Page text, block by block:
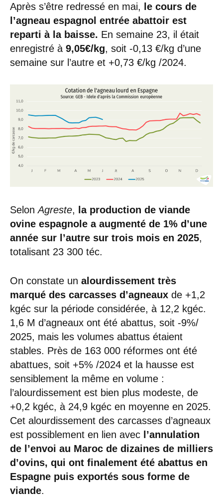
Après s’être redressé en mai,
le cours de
l’agneau espagnol entrée abattoir est
reparti à la baisse. En semaine 23, il était
enregistré à 9,05€/kg, soit -0,13 €/kg d’une
semaine sur l’autre et +0,73 €/kg /2024.
SelonAgreste,
la production de viande
ovine espagnole a augmenté de 1% d’une
année sur l’autre sur trois mois en 2025,
totalisant 23 300 téc.
On constate un alourdissement très
marqué des carcasses d’agneaux de +1,2
kgéc sur la période considérée, à 12,2 kgéc.
1,6 M d’agneaux ont été abattus, soit -9%/
2025, mais les volumes abattus étaient
stables. Près de 163 000 réformes ont été
abattues, soit +5% /2024 et la hausse est
sensiblement la même en volume :
l’alourdissement est bien plus modeste, de
+0,2 kgéc, à 24,9 kgéc en moyenne en 2025.
Cet alourdissement des carcasses d’agneaux
est possiblement en lien avec l’annulation
de l’envoi au Maroc de dizaines de milliers
d’ovins, qui ont finalement été abattus en
Espagne puis exportés sous forme de
viande.